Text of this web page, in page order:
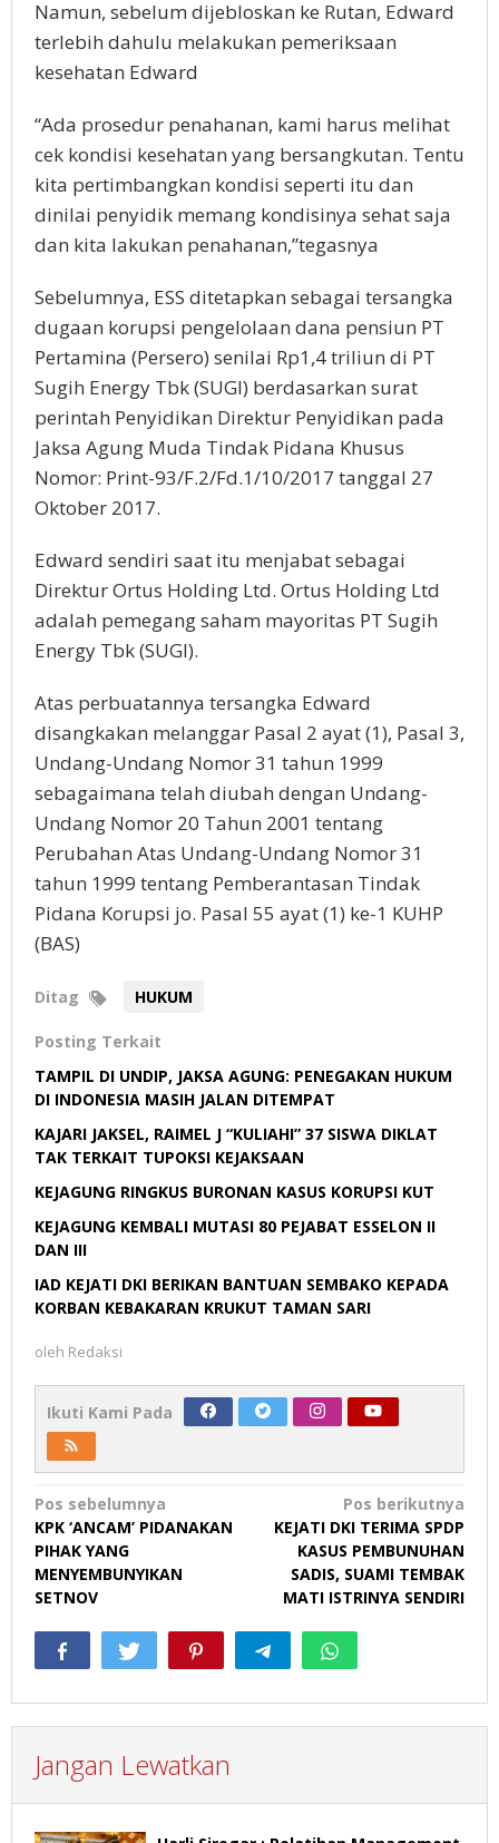
Namun, sebelum dijebloskan ke Rutan, Edward
terlebih dahulu melakukan pemeriksaan
kesehatan Edward
“Ada prosedur penahanan, kami harus melihat
cek kondisi kesehatan yang bersangkutan. Tentu
kita pertimbangkan kondisi seperti itu dan
dinilai penyidik memang kondisinya sehat saja
dan kita lakukan penahanan,”tegasnya
Sebelumnya, ESS ditetapkan sebagai tersangka
dugaan korupsi pengelolaan dana pensiun PT
Pertamina (Persero) senilai Rp1,4 triliun di PT
Sugih Energy Tbk (SUGI) berdasarkan surat
perintah Penyidikan Direktur Penyidikan pada
Jaksa Agung Muda Tindak Pidana Khusus
Nomor: Print-93/F.2/Fd.1/10/2017 tanggal 27
Oktober 2017.
Edward sendiri saat itu menjabat sebagai
Direktur Ortus Holding Ltd. Ortus Holding Ltd
adalah pemegang saham mayoritas PT Sugih
Energy Tbk (SUGI).
Atas perbuatannya tersangka Edward
disangkakan melanggar Pasal 2 ayat (1), Pasal 3,
Undang-Undang Nomor 31 tahun 1999
sebagaimana telah diubah dengan Undang-
Undang Nomor 20 Tahun 2001 tentang
Perubahan Atas Undang-Undang Nomor 31
tahun 1999 tentang Pemberantasan Tindak
Pidana Korupsi jo. Pasal 55 ayat (1) ke-1 KUHP
(BAS)
Ditag HUKUM
Posting Terkait
TAMPIL DI UNDIP, JAKSA AGUNG: PENEGAKAN HUKUM
DI INDONESIA MASIH JALAN DITEMPAT
KAJARI JAKSEL, RAIMEL J “KULIAHI” 37 SISWA DIKLAT
TAK TERKAIT TUPOKSI KEJAKSAAN
KEJAGUNG RINGKUS BURONAN KASUS KORUPSI KUT
KEJAGUNG KEMBALI MUTASI 80 PEJABAT ESSELON II
DAN III
IAD KEJATI DKI BERIKAN BANTUAN SEMBAKO KEPADA
KORBAN KEBAKARAN KRUKUT TAMAN SARI
oleh Redaksi
Ikuti Kami Pada
Navigasi
pos
Pos sebelumnya
KPK ‘ANCAM’ PIDANAKAN
PIHAK YANG
MENYEMBUNYIKAN
SETNOV
Pos berikutnya
KEJATI DKI TERIMA SPDP
KASUS PEMBUNUHAN
SADIS, SUAMI TEMBAK
MATI ISTRINYA SENDIRI
Jangan Lewatkan